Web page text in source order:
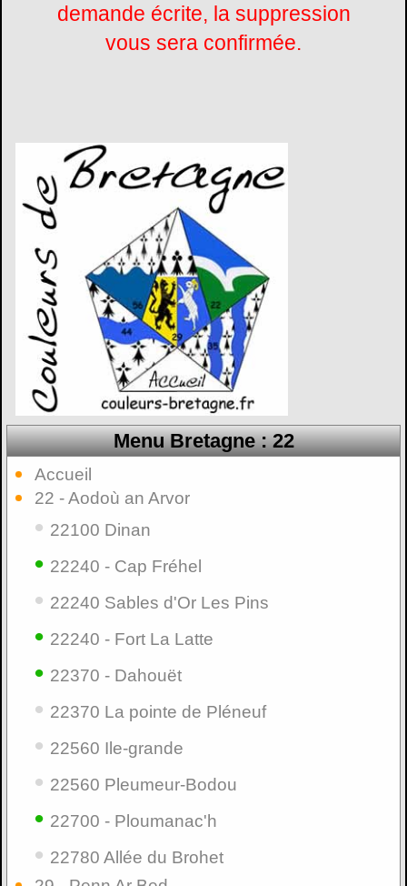
demande écrite, la suppression
vous sera confirmée.
Menu Bretagne : 22
Accueil
22 - Aodoù an Arvor
• 22100 Dinan
• 22240 - Cap Fréhel
• 22240 Sables d'Or Les Pins
• 22240 - Fort La Latte
• 22370 - Dahouët
• 22370 La pointe de Pléneuf
• 22560 Ile-grande
• 22560 Pleumeur-Bodou
• 22700 - Ploumanac'h
• 22780 Allée du Brohet